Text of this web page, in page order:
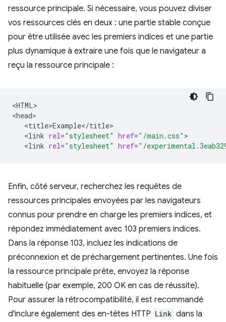
ressource principale. Si nécessaire, vous pouvez diviser
vos ressources clés en deux : une partie stable conçue
pour être utilisée avec les premiers indices et une partie
plus dynamique à extraire une fois que le navigateur a
reçu la ressource principale :
<HTML>
<link rel="stylesheet" href="/main.css"
<link rel="stylesheet" href="/
Enfin, côté serveur, recherchez les requêtes de
ressources principales envoyées par les navigateurs
connus pour prendre en charge les premiers indices, et
répondez immédiatement avec 103 premiers indices.
Dans la réponse 103, incluez les indications de
préconnexion et de préchargement pertinentes. Une fois
la ressource principale prête, envoyez la réponse
habituelle (par exemple, 200 OK en cas de réussite).
Pour assurer la rétrocompatibilité, il est recommandé
d'inclure également des en-têtes HTTP Link dans la